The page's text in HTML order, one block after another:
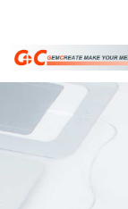
产品